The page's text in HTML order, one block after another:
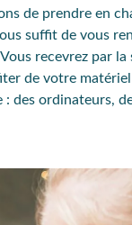
de prendre en
suffit de vous
recevrez par la
de votre
des ordinateurs,